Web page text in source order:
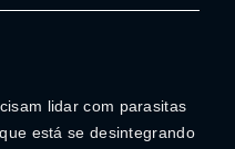
lidar com parasitas
está se desintegrando